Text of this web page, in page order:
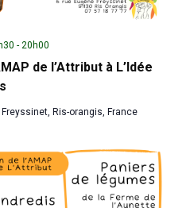
de l’Attribut à L’Idée
- 20h00
Ris-orangis, France